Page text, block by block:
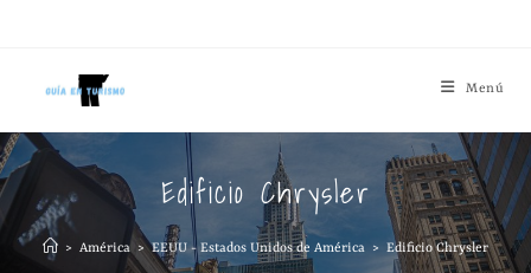
Menú
Edificio Chrysler
> América > EEUU - Estados Unidos de América > Edificio Chrysler